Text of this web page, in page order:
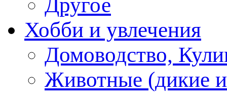
Хобби и увлечения
Домоводство,
Животные (дикие